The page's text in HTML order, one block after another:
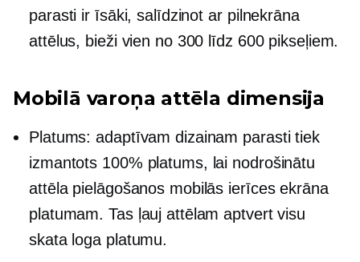
parasti ir īsāki, salīdzinot ar pilnekrāna
attēlus, bieži vien no 300 līdz 600 pikseļiem.
Mobilā varoņa attēla dimensija
Platums: adaptīvam dizainam parasti tiek
izmantots 100% platums, lai nodrošinātu
attēla pielāgošanos mobilās ierīces ekrāna
platumam. Tas ļauj attēlam aptvert visu
skata loga platumu.